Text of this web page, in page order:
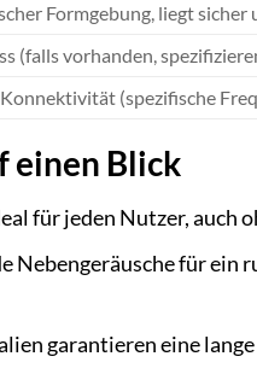
Formgebung, liegt sicher
(falls vorhanden,
(spezifische
einen Blick
für jeden Nutzer, auch
Nebengeräusche für ein
garantieren eine lange